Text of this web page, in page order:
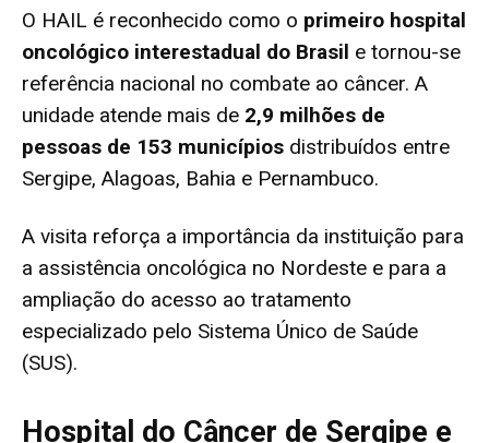
O HAIL é reconhecido como o primeiro hospital
oncológico interestadual do Brasil e tornou-se
referência nacional no combate ao câncer. A
unidade atende mais de 2,9 milhões de
pessoas de 153 municípios distribuídos entre
Sergipe, Alagoas, Bahia e Pernambuco.
A visita reforça a importância da instituição para
a assistência oncológica no Nordeste e para a
ampliação do acesso ao tratamento
especializado pelo Sistema Único de Saúde
(SUS).
Hospital do Câncer de Sergipe e